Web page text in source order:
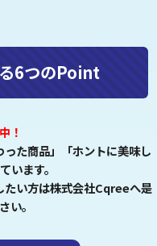
6つのPoint
！
た商品」「ホントに美味し
います。
たい方は株式会社Cqreeへ是
い。